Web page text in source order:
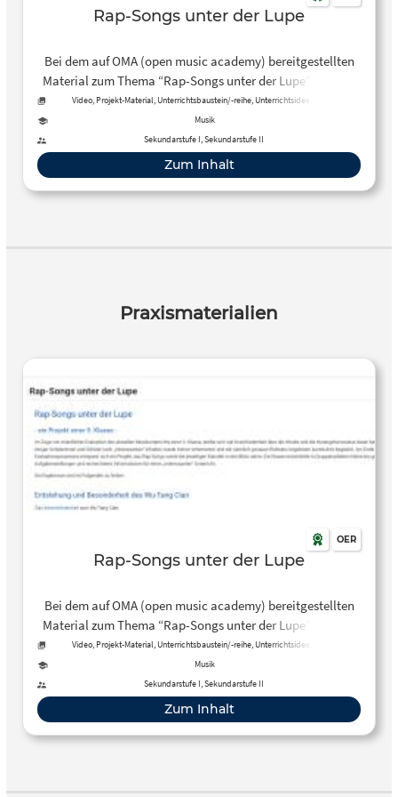
Rap-Songs unter der Lupe
Bei dem auf OMA (open music academy) bereitgestellten
Material zum Thema “Rap-Songs unter der Lupe” handelt
es sich um eine Unterrichtseinheit bzw. ein Projekt mit
Präsentationen in einer 9. Klasse, bei dem die Schülerinnen
und Schüler einzelne Rap-Songs, Gruppen bzw. Künstler
und die Entstehung des Rap näher betrachteten.
Video, Projekt-Material, Unterrichtsbaustein/-reihe, Unterrichtsidee, Audio,
Musik
Sekundarstufe I, Sekundarstufe II
Zum Inhalt
Praxismaterialien
OER
Rap-Songs unter der Lupe
Bei dem auf OMA (open music academy) bereitgestellten
Material zum Thema “Rap-Songs unter der Lupe” handelt
es sich um eine Unterrichtseinheit bzw. ein Projekt mit
Präsentationen in einer 9. Klasse, bei dem die Schülerinnen
und Schüler einzelne Rap-Songs, Gruppen bzw. Künstler
und die Entstehung des Rap näher betrachteten.
Video, Projekt-Material, Unterrichtsbaustein/-reihe, Unterrichtsidee, Audio,
Musik
Sekundarstufe I, Sekundarstufe II
Zum Inhalt